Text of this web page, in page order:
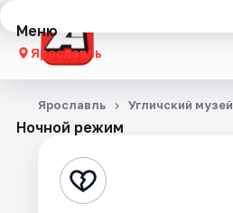
Меню
Ярославль
Концерты
Стендап
Ночной режим
Ярославль Угличский музей